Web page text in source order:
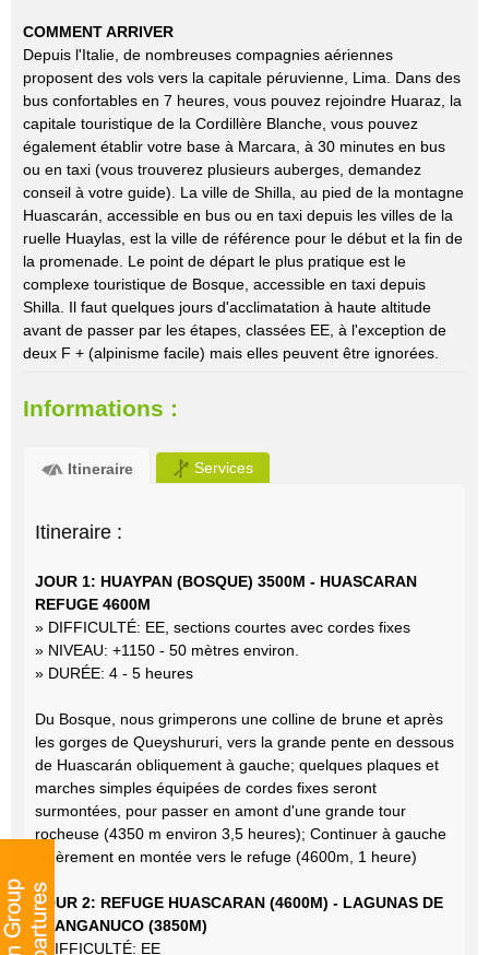
COMMENT ARRIVER
Depuis l'Italie, de nombreuses compagnies aériennes
proposent des vols vers la capitale péruvienne, Lima. Dans des
bus confortables en 7 heures, vous pouvez rejoindre Huaraz, la
capitale touristique de la Cordillère Blanche, vous pouvez
également établir votre base à Marcara, à 30 minutes en bus
ou en taxi (vous trouverez plusieurs auberges, demandez
conseil à votre guide). La ville de Shilla, au pied de la montagne
Huascarán, accessible en bus ou en taxi depuis les villes de la
ruelle Huaylas, est la ville de référence pour le début et la fin de
la promenade. Le point de départ le plus pratique est le
complexe touristique de Bosque, accessible en taxi depuis
Shilla. Il faut quelques jours d'acclimatation à haute altitude
avant de passer par les étapes, classées EE, à l'exception de
deux F + (alpinisme facile) mais elles peuvent être ignorées.
Informations :
Itineraire Services
Itineraire :
JOUR 1: HUAYPAN (BOSQUE) 3500M - HUASCARAN
REFUGE 4600M
» DIFFICULTÉ: EE, sections courtes avec cordes fixes
» NIVEAU: +1150 - 50 mètres environ.
» DURÉE: 4 - 5 heures
Du Bosque, nous grimperons une colline de brune et après
les gorges de Queyshururi, vers la grande pente en dessous
de Huascarán obliquement à gauche; quelques plaques et
marches simples équipées de cordes fixes seront
surmontées, pour passer en amont d'une grande tour
rocheuse (4350 m environ 3,5 heures); Continuer à gauche
légèrement en montée vers le refuge (4600m, 1 heure)
JOUR 2: REFUGE HUASCARAN (4600M) - LAGUNAS DE
LLANGANUCO (3850M)
»DIFFICULTÉ: EE